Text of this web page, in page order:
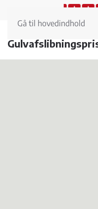
Gå til hovedindhold